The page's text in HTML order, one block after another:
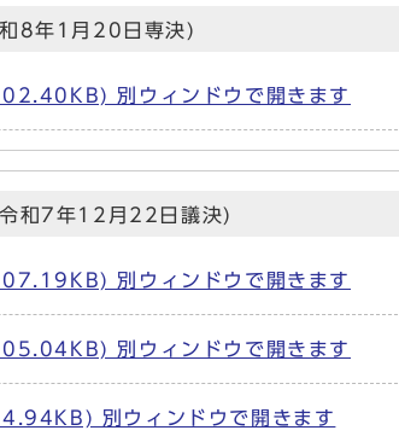
8年1月20日専決)
別ウィンドウで開きます
和7年12月22日議決)
別ウィンドウで開きます
別ウィンドウで開きます
別ウィンドウで開きます